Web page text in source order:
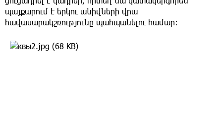
պայքարում է երկու անիվների վրա
հավասարակշռությունը պահպանելու համար։